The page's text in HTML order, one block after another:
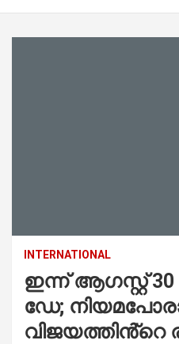
INTERNATIONAL
ഇന്ന് ആഗസ്റ്റ് 30
ഡേ;
വിജയത്തിൻ്റെ